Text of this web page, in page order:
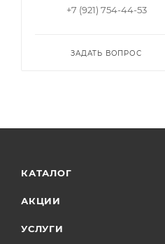
+7 (921) 754-44-53
ЗАДАТЬ ВОПРОС
КАТАЛОГ
АКЦИИ
УСЛУГИ